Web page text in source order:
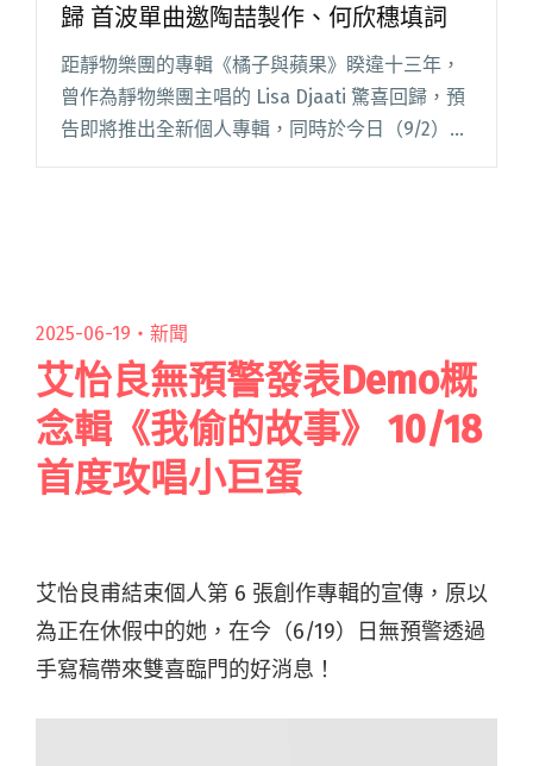
歸 首波單曲邀陶喆製作、何欣穗填詞
距靜物樂團的專輯《橘子與蘋果》睽違十三年，
曾作為靜物樂團主唱的 Lisa Djaati 驚喜回歸，預
告即將推出全新個人專輯，同時於今日（9/2）發
布專輯首波單曲〈Pierrot 我的憂傷來自於別人總
2025-06-19・ 新聞
艾怡良無預警發表Demo概
念輯《我偷的故事》 10/18
首度攻唱小巨蛋
艾怡良甫結束個人第 6 張創作專輯的宣傳，原以
為正在休假中的她，在今（6/19）日無預警透過
手寫稿帶來雙喜臨門的好消息！